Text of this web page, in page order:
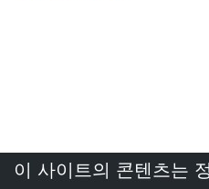
이 사이트의 콘텐츠는